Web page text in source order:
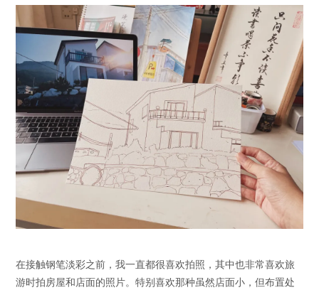
在接触钢笔淡彩之前，我一直都很喜欢拍照，其中也非常喜欢旅
游时拍房屋和店面的照片。特别喜欢那种虽然店面小，但布置处